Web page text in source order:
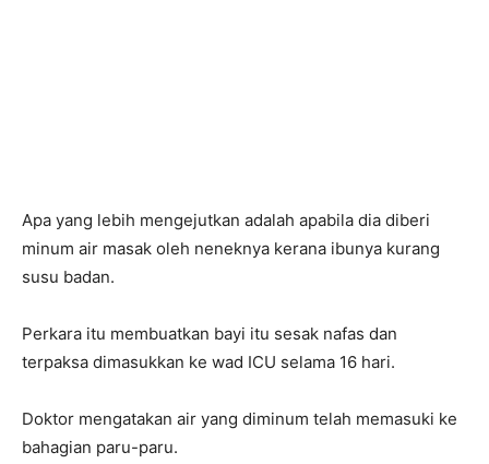
Apa yang lebih mengejutkan adalah apabila dia diberi
minum air masak oleh neneknya kerana ibunya kurang
susu badan.
Perkara itu membuatkan bayi itu sesak nafas dan
terpaksa dimasukkan ke wad ICU selama 16 hari.
Doktor mengatakan air yang diminum telah memasuki ke
bahagian paru-paru.